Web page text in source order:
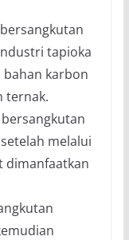
tapioka
bahan karbon
ternak.
melalui
dimanfaatkan